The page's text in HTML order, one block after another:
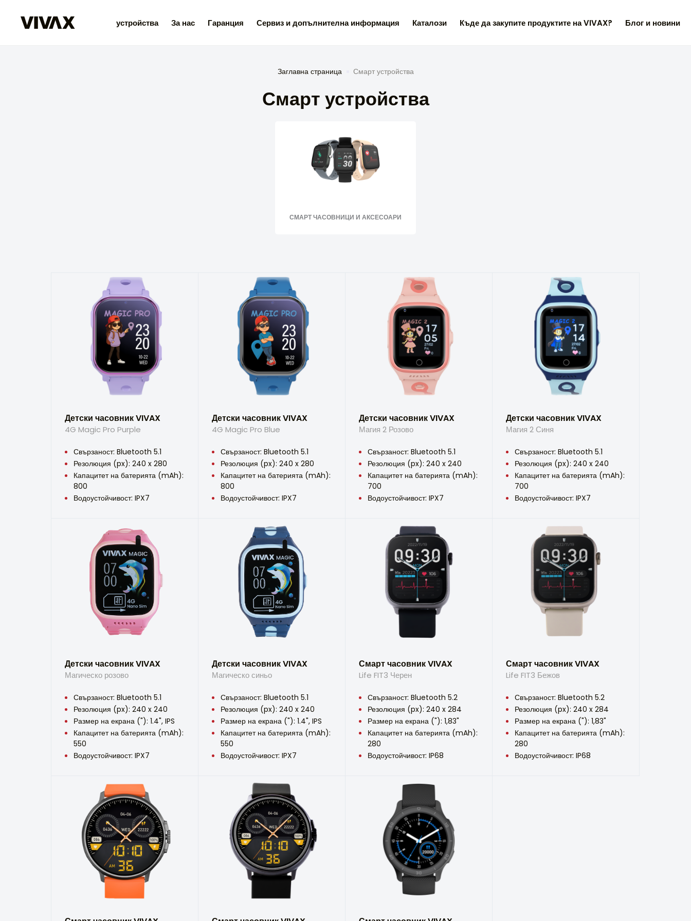
устройства За нас Гаранция Сервиз и допълнителна информация Каталози Къде да закупите продуктите на VIVAX? Блог и новини
Заглавна страница Смарт устройства
Смарт устройства
СМАРТ ЧАСОВНИЦИ И АКСЕСОАРИ
Детски часовник VIVAX
4G Magic Pro Purple
Свързаност: Bluetooth 5.1
Резолюция (px): 240 x 280
Капацитет на батерията (mAh):
800
Водоустойчивост: IPX7
Детски часовник VIVAX
4G Magic Pro Blue
Свързаност: Bluetooth 5.1
Резолюция (px): 240 x 280
Капацитет на батерията (mAh):
800
Водоустойчивост: IPX7
Детски часовник VIVAX
Магия 2 Розово
Свързаност: Bluetooth 5.1
Резолюция (px): 240 x 240
Капацитет на батерията (mAh):
700
Водоустойчивост: IPX7
Детски часовник VIVAX
Магия 2 Синя
Свързаност: Bluetooth 5.1
Резолюция (px): 240 x 240
Капацитет на батерията (mAh):
700
Водоустойчивост: IPX7
Детски часовник VIVAX
Магическо розово
Свързаност: Bluetooth 5.1
Резолюция (px): 240 x 240
Размер на екрана ("): 1.4", IPS
Капацитет на батерията (mAh):
550
Водоустойчивост: IPX7
Детски часовник VIVAX
Магическо синьо
Свързаност: Bluetooth 5.1
Резолюция (px): 240 x 240
Размер на екрана ("): 1.4", IPS
Капацитет на батерията (mAh):
550
Водоустойчивост: IPX7
Смарт часовник VIVAX
Life FIT3 Черен
Свързаност: Bluetooth 5.2
Резолюция (px): 240 x 284
Размер на екрана ("): 1,83"
Капацитет на батерията (mAh):
280
Водоустойчивост: IP68
Смарт часовник VIVAX
Life FIT3 Бежов
Свързаност: Bluetooth 5.2
Резолюция (px): 240 x 284
Размер на екрана ("): 1,83"
Капацитет на батерията (mAh):
280
Водоустойчивост: IP68